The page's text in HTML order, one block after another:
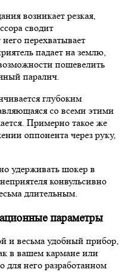
возникает резкая,
сводит
перехватывает
падает на землю,
пошевелить
паралич.
глубоким
со всеми этими
Примерно такое же
оппонента через руку,
удерживать шокер в
конвульсивно
длительным.
параметры
и весьма удобный прибор,
в вашем кармане или
для него разработанном